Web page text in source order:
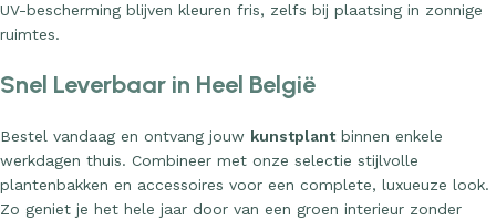
UV-bescherming blijven kleuren fris, zelfs bij plaatsing in zonnige
ruimtes.
Snel Leverbaar in Heel België
Bestel vandaag en ontvang jouw kunstplantbinnen enkele
werkdagen thuis. Combineer met onze selectie stijlvolle
plantenbakken en accessoires voor een complete, luxueuze look.
Zo geniet je het hele jaar door van een groen interieur zonder